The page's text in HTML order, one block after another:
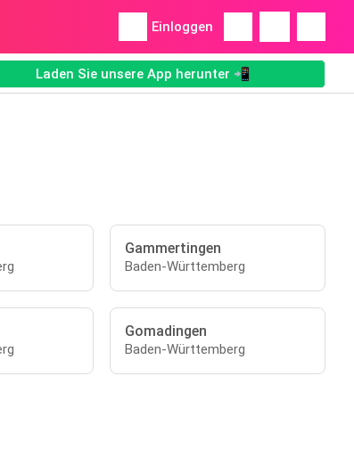
Einloggen
Laden Sie unsere App herunter 📲
Gammertingen
Baden-Württemberg
Gomadingen
Baden-Württemberg